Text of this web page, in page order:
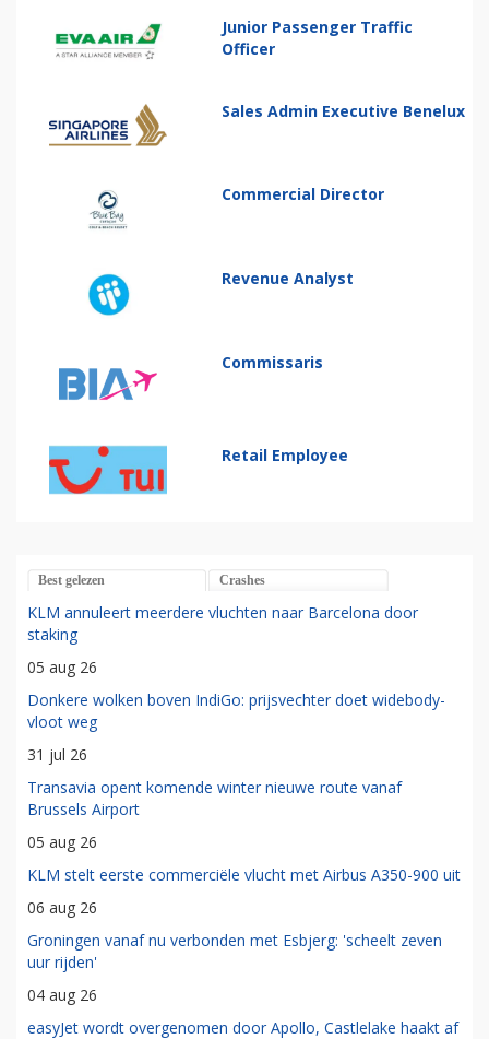
Junior Passenger Traffic
Officer
Sales Admin Executive Benelux
Commercial Director
Revenue Analyst
Commissaris
Retail Employee
Best gelezen Crashes
KLM annuleert meerdere vluchten naar Barcelona door
staking
05 aug 26
Donkere wolken boven IndiGo: prijsvechter doet widebody-
vloot weg
31 jul 26
Transavia opent komende winter nieuwe route vanaf
Brussels Airport
05 aug 26
KLM stelt eerste commerciële vlucht met Airbus A350-900 uit
06 aug 26
Groningen vanaf nu verbonden met Esbjerg: 'scheelt zeven
uur rijden'
04 aug 26
easyJet wordt overgenomen door Apollo, Castlelake haakt af